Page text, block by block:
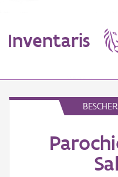
Inventaris
Erfgoedobject